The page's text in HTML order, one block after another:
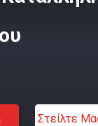
Στείλτε